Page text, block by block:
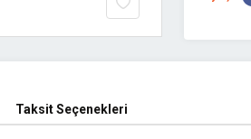
Taksit Seçenekleri